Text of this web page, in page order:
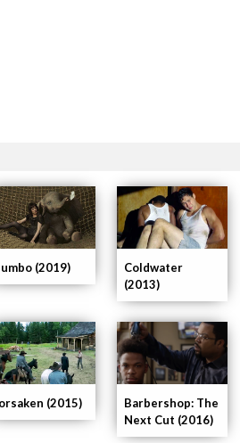
Barbershop: The
Next Cut (2016)
(2015)
Coldwater
(2013)
(2019)